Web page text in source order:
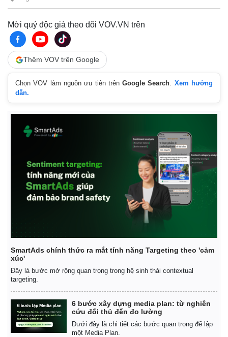
Mời quý độc giả theo dõi VOV.VN trên
Thêm VOV trên Google
Chọn VOV làm nguồn ưu tiên trênGoogle Search. Xem hướng
dẫn.
SmartAds chính thức ra mắt tính năng Targeting theo 'cảm
xúc'
Đây là bước mở rộng quan trọng trong hệ sinh thái contextual
targeting.
6 bước xây dựng media plan: từ nghiên
cứu đối thủ đến đo lường
Dưới đây là chi tiết các bước quan trọng để lập
một Media Plan.